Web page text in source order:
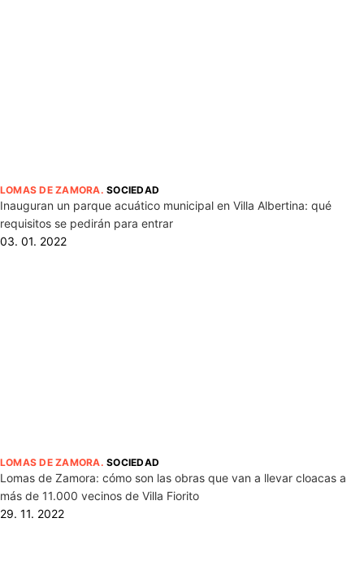
LOMAS DE ZAMORA.SOCIEDAD
Inauguran un parque acuático municipal en Villa Albertina: qué
requisitos se pedirán para entrar
03. 01. 2022
LOMAS DE ZAMORA.SOCIEDAD
Lomas de Zamora: cómo son las obras que van a llevar cloacas a
más de 11.000 vecinos de Villa Fiorito
29. 11. 2022